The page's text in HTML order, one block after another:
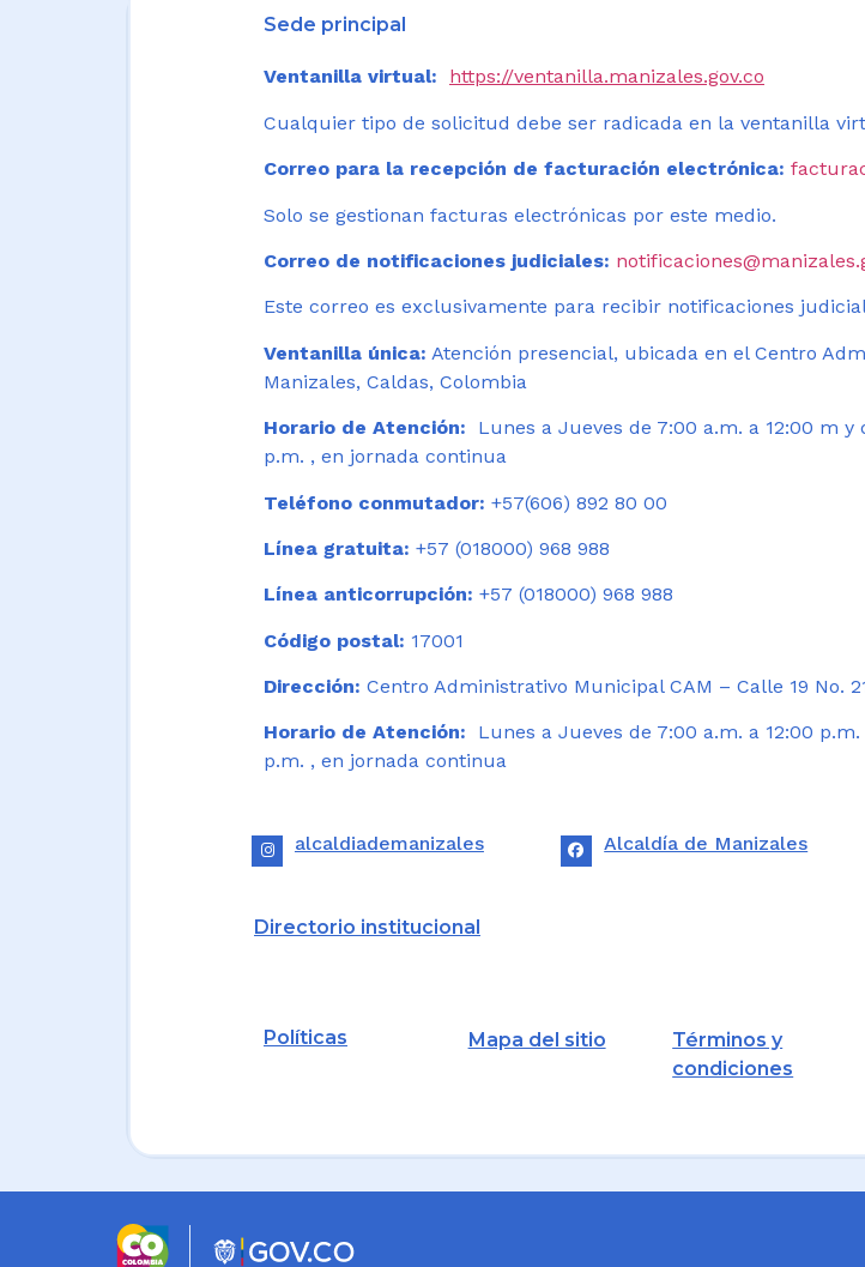
Sede principal
Ventanilla virtual: https://ventanilla.manizales.gov.co
Cualquier tipo de solicitud debe ser radicada en la ventanilla
Correo para la recepción de facturación electrónica:
Solo se gestionan facturas electrónicas por este medio.
Correo de notificaciones judiciales:
Este correo es exclusivamente para recibir notificaciones
Ventanilla única: Atención presencial, ubicada en el Centro
Manizales, Caldas, Colombia
Horario de Atención:
Lunes a Jueves de 7:00 a.m. a 12:00 m
p.m. , en jornada continua
Teléfono conmutador: +57(606) 892 80 00
Línea gratuita: +57 (018000) 968 988
Línea anticorrupción: +57 (018000) 968 988
Código postal: 17001
Dirección: Centro Administrativo Municipal CAM – Calle 19 No.
Horario de Atención: Lunes a Jueves de 7:00 a.m. a 12:00
p.m. , en jornada continua
alcaldiademanizales Alcaldía de Manizales
Directorio institucional
Políticas Mapa del sitio
Términos y
condiciones